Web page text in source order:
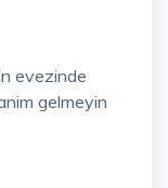
evezinde
gelmeyin